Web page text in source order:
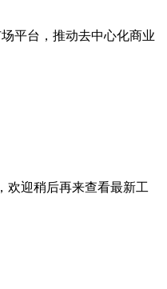
平台，推动去中心化商业
欢迎稍后再来查看最新工